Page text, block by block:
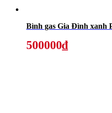
Bình gas Gia Đình xanh
500000₫